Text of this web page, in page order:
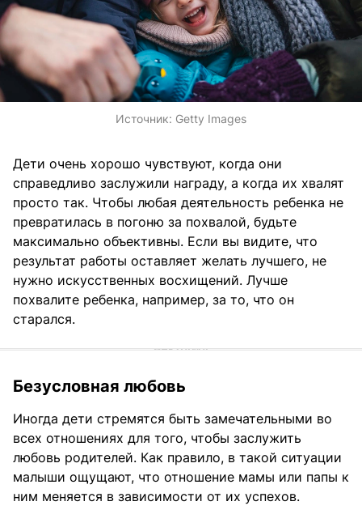
Источник: Getty Images
Дети очень хорошо чувствуют, когда они
справедливо заслужили награду, а когда их хвалят
просто так. Чтобы любая деятельность ребенка не
превратилась в погоню за похвалой, будьте
максимально объективны. Если вы видите, что
результат работы оставляет желать лучшего, не
нужно искусственных восхищений. Лучше
похвалите ребенка, например, за то, что он
старался.
Безусловная любовь
Иногда дети стремятся быть замечательными во
всех отношениях для того, чтобы заслужить
любовь родителей. Как правило, в такой ситуации
малыши ощущают, что отношение мамы или папы к
ним меняется в зависимости от их успехов.